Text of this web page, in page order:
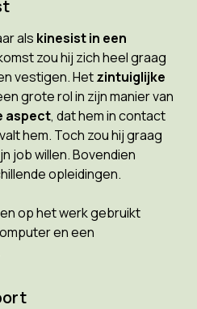
als kinesist in een
zou hij zich heel graag
vestigen. Hetzintuiglijke
grote rol in zijn manier van
aspect, dat hem in contact
hem. Toch zou hij graag
job willen. Bovendien
opleidingen.
op het werk gebruikt
en een